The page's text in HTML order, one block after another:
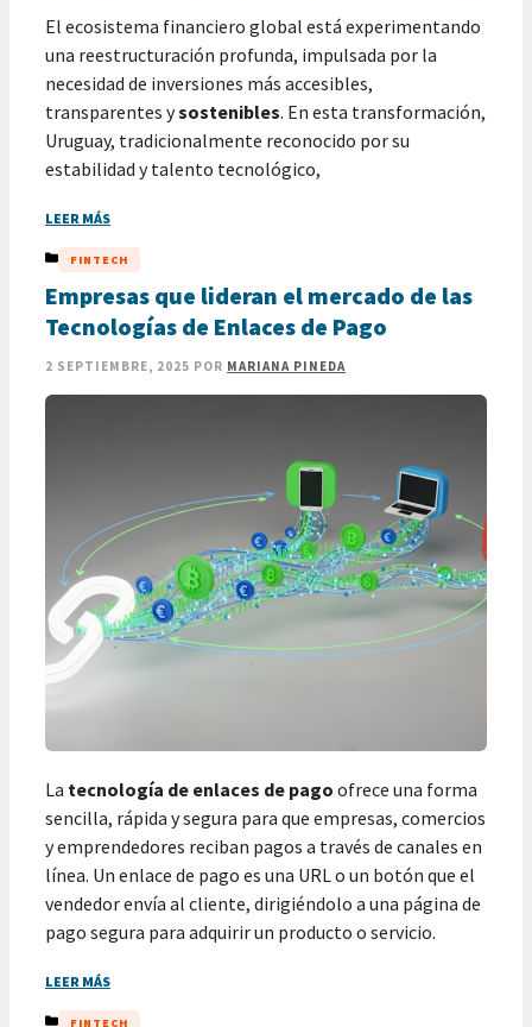
El ecosistema financiero global está experimentando
una reestructuración profunda, impulsada por la
necesidad de inversiones más accesibles,
transparentes ysostenibles. En esta transformación,
Uruguay, tradicionalmente reconocido por su
estabilidad y talento tecnológico,
LEER MÁS
CATEGORÍAS
FINTECH
Empresas que lideran el mercado de las
Tecnologías de Enlaces de Pago
2 SEPTIEMBRE, 2025 POR MARIANA PINEDA
La tecnología de enlaces de pago ofrece una forma
sencilla, rápida y segura para que empresas, comercios
y emprendedores reciban pagos a través de canales en
línea. Un enlace de pago es una URL o un botón que el
vendedor envía al cliente, dirigiéndolo a una página de
pago segura para adquirir un producto o servicio.
LEER MÁS
CATEGORÍAS
FINTECH